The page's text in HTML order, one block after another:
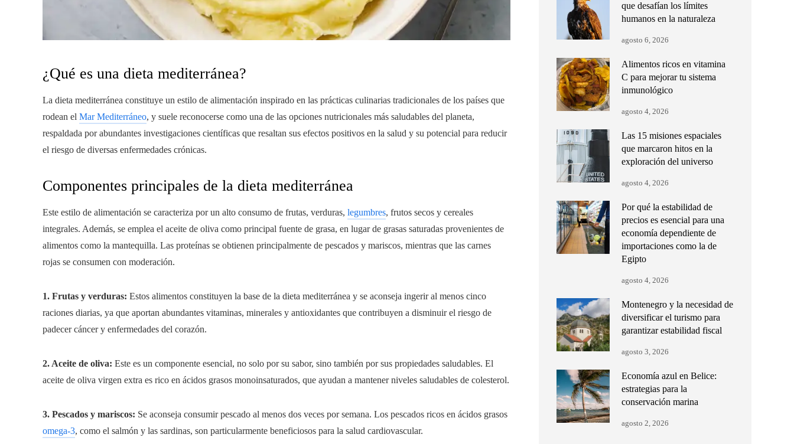
¿Qué es una dieta mediterránea?
La dieta mediterránea constituye un estilo de alimentación inspirado en las prácticas culinarias tradicionales de los países que
rodean el Mar Mediterráneo, y suele reconocerse como una de las opciones nutricionales más saludables del planeta,
respaldada por abundantes investigaciones científicas que resaltan sus efectos positivos en la salud y su potencial para reducir
el riesgo de diversas enfermedades crónicas.
Componentes principales de la dieta mediterránea
Este estilo de alimentación se caracteriza por un alto consumo de frutas, verduras, legumbres, frutos secos y cereales
integrales. Además, se emplea el aceite de oliva como principal fuente de grasa, en lugar de grasas saturadas provenientes de
alimentos como la mantequilla. Las proteínas se obtienen principalmente de pescados y mariscos, mientras que las carnes
rojas se consumen con moderación.
1. Frutas y verduras: Estos alimentos constituyen la base de la dieta mediterránea y se aconseja ingerir al menos cinco
raciones diarias, ya que aportan abundantes vitaminas, minerales y antioxidantes que contribuyen a disminuir el riesgo de
padecer cáncer y enfermedades del corazón.
2. Aceite de oliva: Este es un componente esencial, no solo por su sabor, sino también por sus propiedades saludables. El
aceite de oliva virgen extra es rico en ácidos grasos monoinsaturados, que ayudan a mantener niveles saludables de colesterol.
3. Pescados y mariscos: Se aconseja consumir pescado al menos dos veces por semana. Los pescados ricos en ácidos grasos
omega-3, como el salmón y las sardinas, son particularmente beneficiosos para la salud cardiovascular.
que desafían los límites
humanos en la naturaleza
agosto 6, 2026
Alimentos ricos en vitamina
C para mejorar tu sistema
inmunológico
agosto 4, 2026
Las 15 misiones espaciales
que marcaron hitos en la
exploración del universo
agosto 4, 2026
Por qué la estabilidad de
precios es esencial para una
economía dependiente de
importaciones como la de
Egipto
agosto 4, 2026
Montenegro y la necesidad de
diversificar el turismo para
garantizar estabilidad fiscal
agosto 3, 2026
Economía azul en Belice:
estrategias para la
conservación marina
agosto 2, 2026